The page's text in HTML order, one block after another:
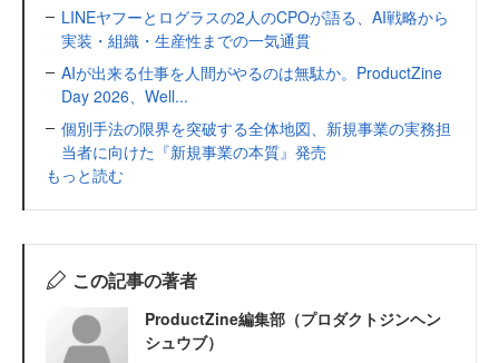
LINEヤフーとログラスの2人のCPOが語る、AI戦略から
実装・組織・生産性までの一気通貫
AIが出来る仕事を人間がやるのは無駄か。ProductZine
Day 2026、Well...
個別手法の限界を突破する全体地図、新規事業の実務担
当者に向けた『新規事業の本質』発売
もっと読む
この記事の著者
ProductZine編集部（プロダクトジンヘン
シュウブ）